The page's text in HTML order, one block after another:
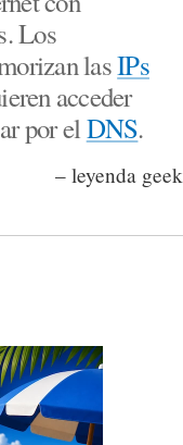
Los
lasIPs
acceder
por elDNS.
– leyenda geek